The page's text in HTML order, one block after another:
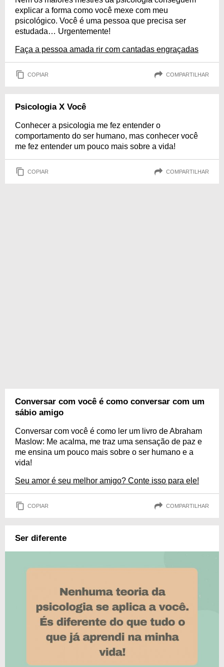
explicar a forma como você mexe com meu
psicológico. Você é uma pessoa que precisa ser
estudada… Urgentemente!
Faça a pessoa amada rir com cantadas engraçadas
COPIAR COMPARTILHAR
Psicologia X Você
Conhecer a psicologia me fez entender o
comportamento do ser humano, mas conhecer você
me fez entender um pouco mais sobre a vida!
COPIAR COMPARTILHAR
Conversar com você é como conversar com um
sábio amigo
Conversar com você é como ler um livro de Abraham
Maslow: Me acalma, me traz uma sensação de paz e
me ensina um pouco mais sobre o ser humano e a
vida!
Seu amor é seu melhor amigo? Conte isso para ele!
COPIAR COMPARTILHAR
Ser diferente